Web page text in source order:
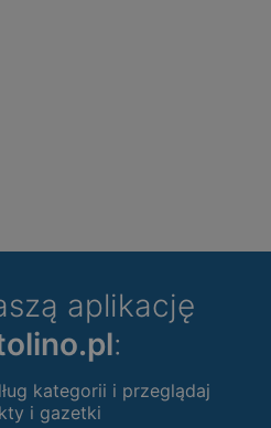
aplikację
:
kategorii i przeglądaj
i gazetki